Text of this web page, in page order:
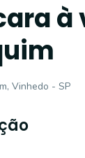
à
Vinhedo - SP